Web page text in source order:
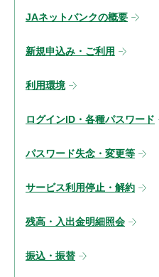
JAネットバンクの概要
新規申込み・ご利用
利用環境
ログインID・各種パスワード
パスワード失念・変更等
サービス利用停止・解約
残高・入出金明細照会
振込・振替